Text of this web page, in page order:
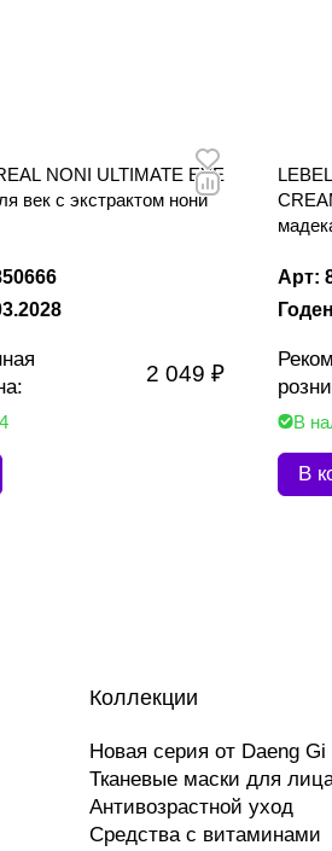
NONI ULTIMATE EYE
век с экстрактом нони
2 049 ₽
Арт:
В
В
Коллекции
Новая серия от Daeng Gi
Тканевые маски для
Антивозрастной уход
Средства с витаминами